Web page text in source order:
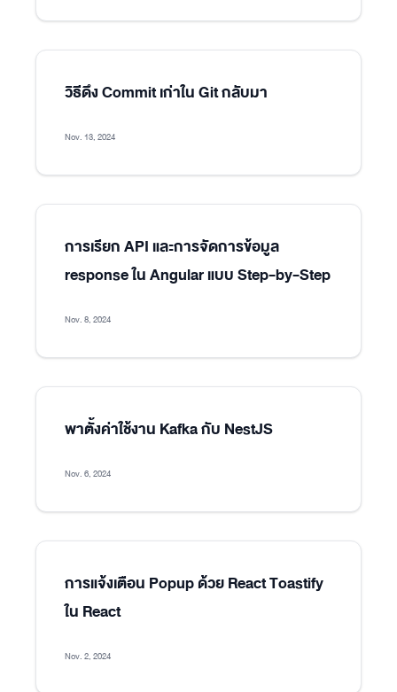
วิธีดึง Commit เก่าใน Git กลับมา
Nov. 13, 2024
การเรียก API และการจัดการข้อมูล
response ใน Angular แบบ Step-by-Step
Nov. 8, 2024
พาตั้งค่าใช้งาน Kafka กับ NestJS
Nov. 6, 2024
การแจ้งเตือน Popup ด้วย React Toastify
ใน React
Nov. 2, 2024